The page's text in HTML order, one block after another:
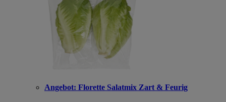
Angebot: Florette Salatmix Zart & Feurig